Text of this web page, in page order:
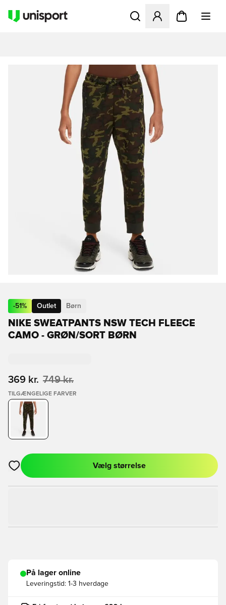
Åbner en Modal til at
-51% Outlet Børn
NIKE SWEATPANTS NSW TECH FLEECE
CAMO - GRØN/SORT BØRN
369 kr. 749 kr.
TILGÆNGELIGE FARVER
Åbner en Modal til at logge ind eller tilmelde dig som medlem
Vælg størrelse
På lager online
Leveringstid: 1-3 hverdage